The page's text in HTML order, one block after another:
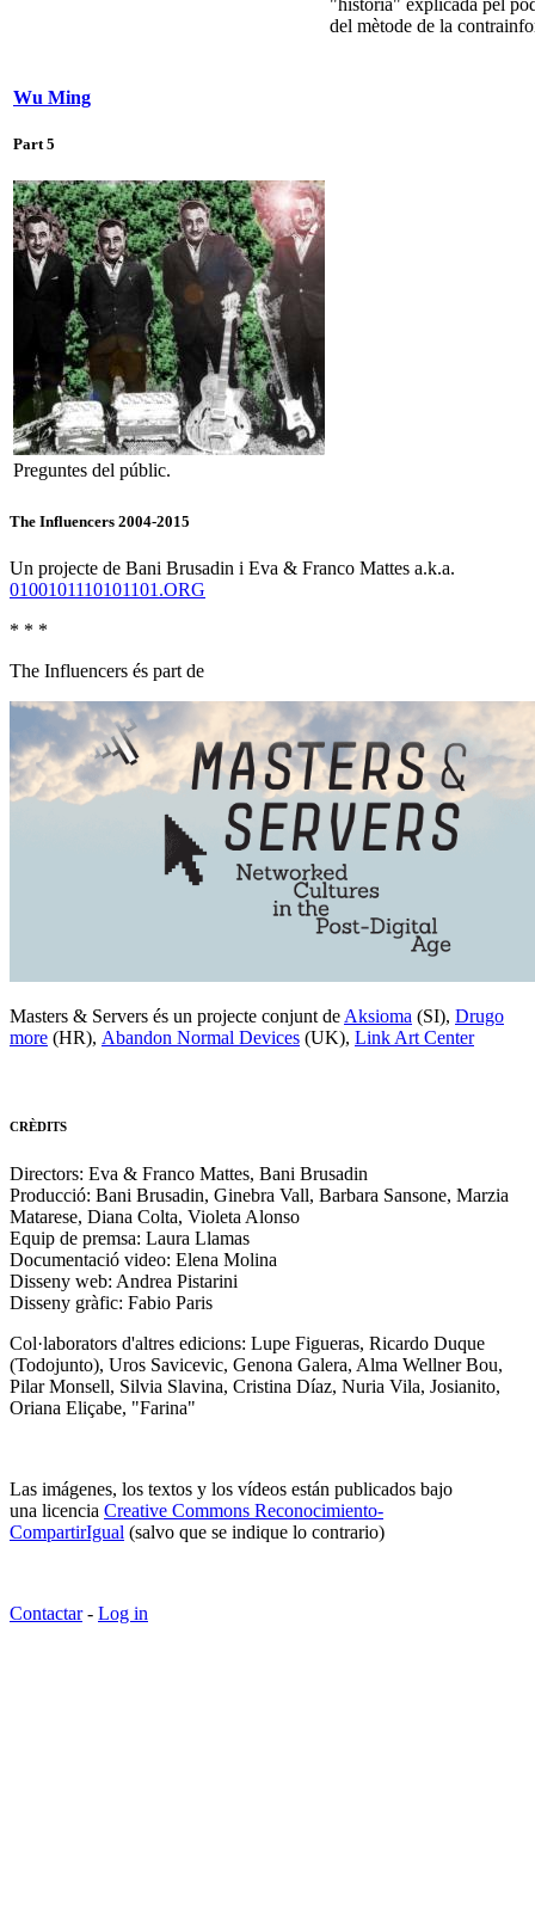
"història" explicada pel
del mètode de la
Wu Ming
Part 5
Preguntes del públic.
The Influencers 2004-2015
Un projecte de Bani Brusadin i Eva & Franco Mattes a.k.a.
0100101110101101.ORG
* * *
The Influencers és part de
Masters & Servers és un projecte conjunt de Aksioma (SI), Drugo
more (HR), Abandon Normal Devices (UK), Link Art Center
CRÈDITS
Directors: Eva & Franco Mattes, Bani Brusadin
Producció: Bani Brusadin, Ginebra Vall, Barbara Sansone, Marzia
Matarese, Diana Colta, Violeta Alonso
Equip de premsa: Laura Llamas
Documentació video: Elena Molina
Disseny web: Andrea Pistarini
Disseny gràfic: Fabio Paris
Col·laborators d'altres edicions: Lupe Figueras, Ricardo Duque
(Todojunto), Uros Savicevic, Genona Galera, Alma Wellner Bou,
Pilar Monsell, Silvia Slavina, Cristina Díaz, Nuria Vila, Josianito,
Oriana Eliçabe, "Farina"
Las imágenes, los textos y los vídeos están publicados bajo
una licencia Creative Commons Reconocimiento-
CompartirIgual (salvo que se indique lo contrario)
Contactar- Log in